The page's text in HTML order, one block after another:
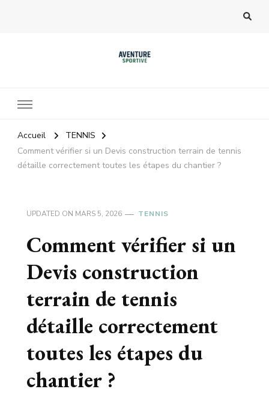
Accueil
TENNIS
Comment vérifier si un Devis construction terrain de tennis
détaille correctement toutes les étapes du chantier ?
UPDATED ON MARS 5, 2026 TENNIS
Comment vérifier si un
Devis construction
terrain de tennis
détaille correctement
toutes les étapes du
chantier ?